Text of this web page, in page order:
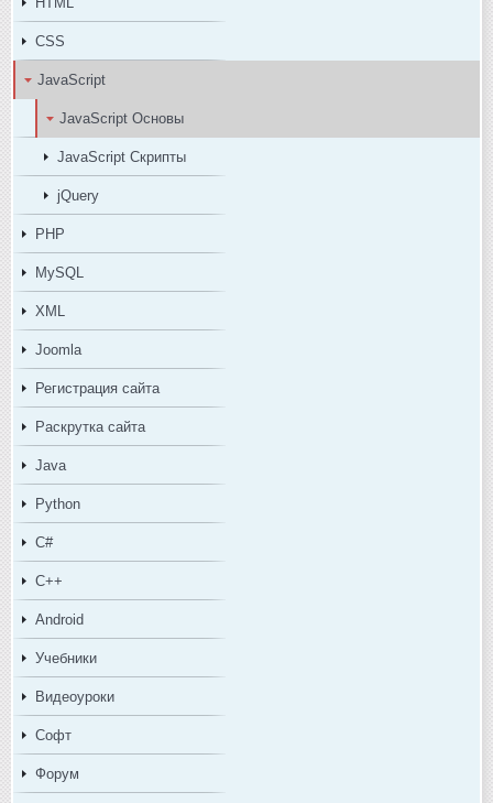
CSS
JavaScript
JavaScript Основы
JavaScript Скрипты
jQuery
PHP
MySQL
XML
Joomla
Регистрация сайта
Раскрутка сайта
Java
Python
C#
C++
Android
Учебники
Видеоуроки
Софт
Форум